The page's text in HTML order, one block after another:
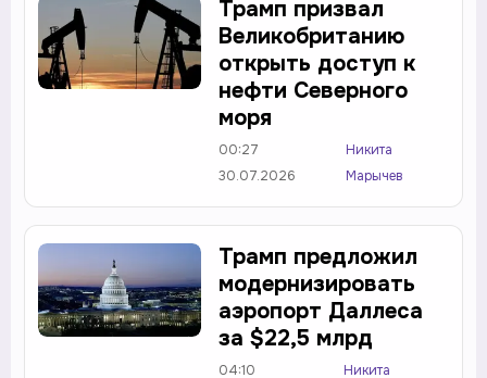
Трамп призвал
Великобританию
открыть доступ к
нефти Северного
моря
00:27
30.07.2026
Никита
Марычев
Трамп предложил
модернизировать
аэропорт Даллеса
за $22,5 млрд
04:10
Никита